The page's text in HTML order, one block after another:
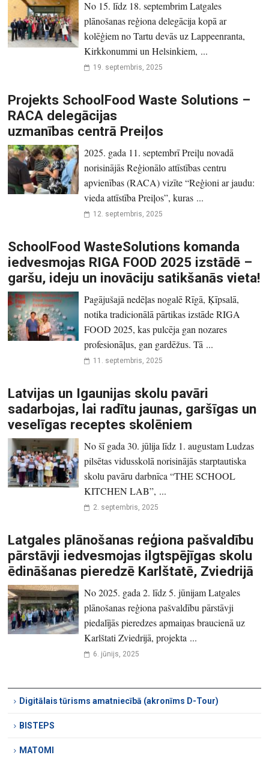
No 15. līdz 18. septembrim Latgales
plānošanas reģiona delegācija kopā ar
kolēģiem no Tartu devās uz Lappeenranta,
Kirkkonummi un Helsinkiem, ...
19. septembris, 2025
Projekts SchoolFood Waste Solutions –
RACA delegācijas
uzmanības centrā Preiļos
2025. gada 11. septembrī Preiļu novadā
norisinājās Reģionālo attīstības centru
apvienības (RACA) vizīte “Reģioni ar jaudu:
vieda attīstība Preiļos”, kuras ...
12. septembris, 2025
SchoolFood WasteSolutions komanda
iedvesmojas RIGA FOOD 2025 izstādē –
garšu, ideju un inovāciju satikšanās vieta!
Pagājušajā nedēļas nogalē Rīgā, Ķīpsalā,
notika tradicionālā pārtikas izstāde RIGA
FOOD 2025, kas pulcēja gan nozares
profesionāļus, gan gardēžus. Tā ...
11. septembris, 2025
Latvijas un Igaunijas skolu pavāri
sadarbojas, lai radītu jaunas, garšīgas un
veselīgas receptes skolēniem
No šī gada 30. jūlija līdz 1. augustam Ludzas
pilsētas vidusskolā norisinājās starptautiska
skolu pavāru darbnīca “THE SCHOOL
KITCHEN LAB”, ...
2. septembris, 2025
Latgales plānošanas reģiona pašvaldību
pārstāvji iedvesmojas ilgtspējīgas skolu
ēdināšanas pieredzē Karlštatē, Zviedrijā
No 2025. gada 2. līdz 5. jūnijam Latgales
plānošanas reģiona pašvaldību pārstāvji
piedalījās pieredzes apmaiņas braucienā uz
Karlštati Zviedrijā, projekta ...
6. jūnijs, 2025
Digitālais tūrisms amatniecībā (akronīms D-Tour)
BISTEPS
MATOMI